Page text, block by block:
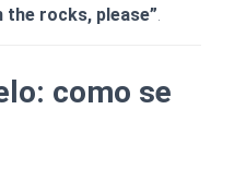
the rocks, please”.
como se